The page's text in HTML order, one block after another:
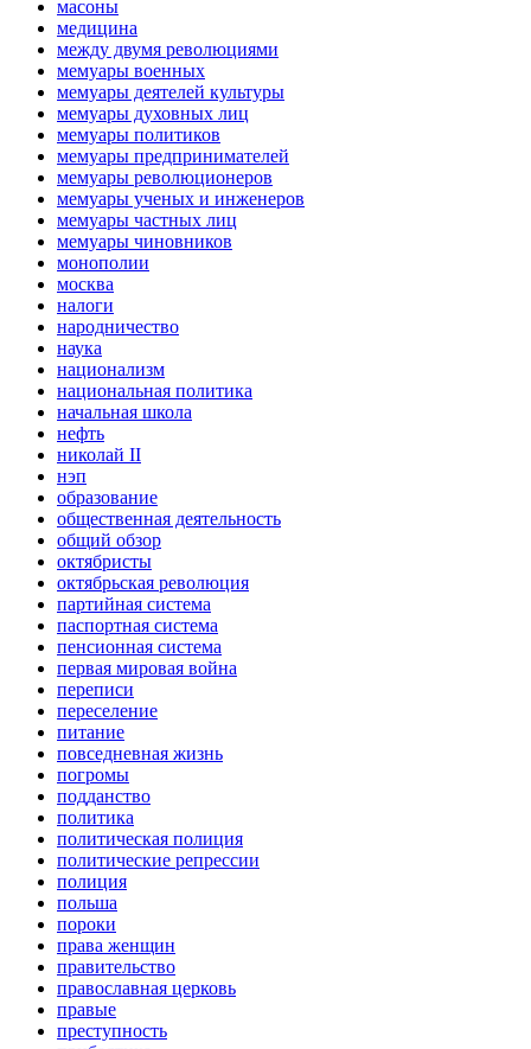
масоны
медицина
между двумя революциями
мемуары военных
мемуары деятелей культуры
мемуары духовных лиц
мемуары политиков
мемуары предпринимателей
мемуары революционеров
мемуары ученых и инженеров
мемуары частных лиц
мемуары чиновников
монополии
москва
налоги
народничество
наука
национализм
национальная политика
начальная школа
нефть
николай II
нэп
образование
общественная деятельность
общий обзор
октябристы
октябрьская революция
партийная система
паспортная система
пенсионная система
первая мировая война
переписи
переселение
питание
повседневная жизнь
погромы
подданство
политика
политическая полиция
политические репрессии
полиция
польша
пороки
права женщин
правительство
православная церковь
правые
преступность